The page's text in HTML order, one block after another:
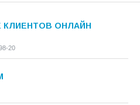
КЛИЕНТОВ ОНЛАЙН
20